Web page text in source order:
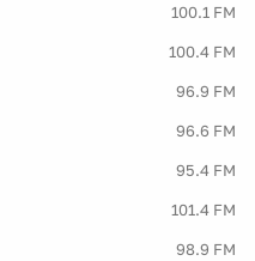
100.1 FM
100.4 FM
96.9 FM
96.6 FM
95.4 FM
101.4 FM
98.9 FM